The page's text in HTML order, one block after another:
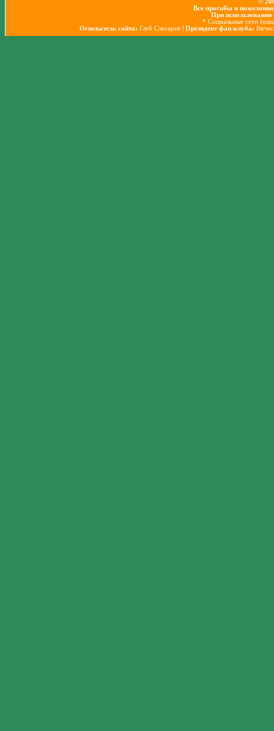
©
Все просьбы и
При использовании
* Социальные сети
Основатель сайта: Глеб Слесарев | Президент фан-клуба: